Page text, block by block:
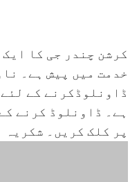
کرشن چندر جی کا
خدمت میں پیش ہے۔
ڈاونلوڈکرنے کے
ہے۔ ڈاونلوڈ کرنے
پر کلک کریں۔ شکریہ